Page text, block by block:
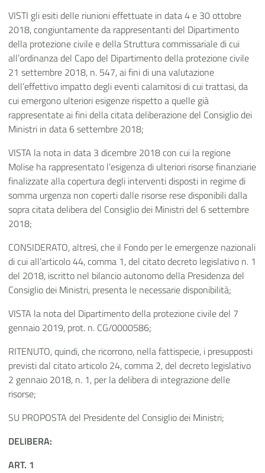
VISTI gli esiti delle riunioni effettuate in data 4 e 30 ottobre
2018, congiuntamente da rappresentanti del Dipartimento
della protezione civile e della Struttura commissariale di cui
all’ordinanza del Capo del Dipartimento della protezione civile
21 settembre 2018, n. 547, ai fini di una valutazione
dell’effettivo impatto degli eventi calamitosi di cui trattasi, da
cui emergono ulteriori esigenze rispetto a quelle già
rappresentate ai fini della citata deliberazione del Consiglio dei
Ministri in data 6 settembre 2018;
VISTA la nota in data 3 dicembre 2018 con cui la regione
Molise ha rappresentato l’esigenza di ulteriori risorse finanziarie
finalizzate alla copertura degli interventi disposti in regime di
somma urgenza non coperti dalle risorse rese disponibili dalla
sopra citata delibera del Consiglio dei Ministri del 6 settembre
2018;
CONSIDERATO, altresì, che il Fondo per le emergenze nazionali
di cui all’articolo 44, comma 1, del citato decreto legislativo n. 1
del 2018, iscritto nel bilancio autonomo della Presidenza del
Consiglio dei Ministri, presenta le necessarie disponibilità;
VISTA la nota del Dipartimento della protezione civile del 7
gennaio 2019, prot. n. CG/0000586;
RITENUTO, quindi, che ricorrono, nella fattispecie, i presupposti
previsti dal citato articolo 24, comma 2, del decreto legislativo
2 gennaio 2018, n. 1, per la delibera di integrazione delle
risorse;
SU PROPOSTA del Presidente del Consiglio dei Ministri;
DELIBERA:
ART. 1